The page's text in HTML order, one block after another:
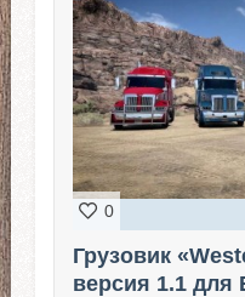
0
Грузовик
версия 1.1 для